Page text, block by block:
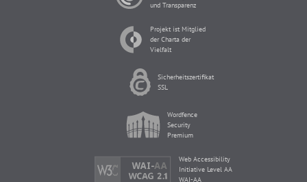
und Transparenz
Projekt ist Mitglied
der Charta der
Vielfalt
Sicherheitszertifikat
SSL
Wordfence
Security
Premium
Web Accessibility
Initiative Level AA
WAI-AA